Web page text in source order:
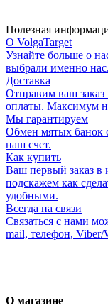
Полезная
О VolgaTarget
Узнайте больше о
выбрали именно
Доставка
Отправим ваш
оплаты. Максимум
Мы гарантируем
Обмен мятых банок
наш счет.
Как купить
Ваш первый заказ в
подскажем как
удобными.
Всегда на связи
Связаться с нами
mail, телефон, Viber/
О магазине